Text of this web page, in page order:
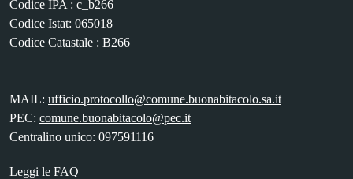
Codice IPA : c_b266
Codice Istat: 065018
Codice Catastale : B266
MAIL: ufficio.protocollo@comune.buonabitacolo.sa.it
PEC: comune.buonabitacolo@pec.it
Centralino unico: 097591116
Leggi le FAQ